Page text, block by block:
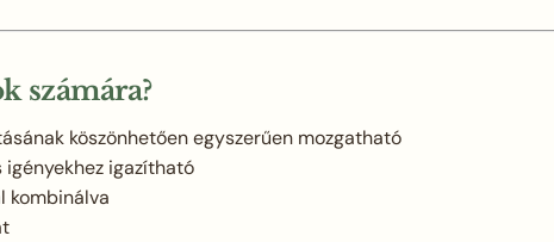
számára?
köszönhetően egyszerűen mozgatható
igazítható
kombinálva